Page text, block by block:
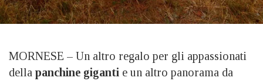
MORNESE – Un altro regalo per gli appassionati
della panchine giganti e un altro panorama da